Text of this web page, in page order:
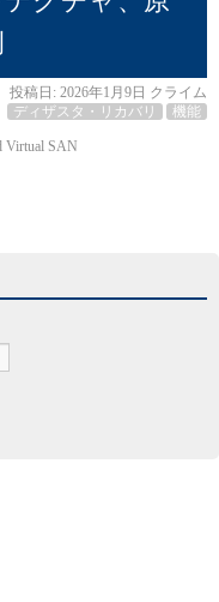
投稿日: 2026年1月9日 クライム
ディザスタ・リカバリ
機能
Virtual SAN